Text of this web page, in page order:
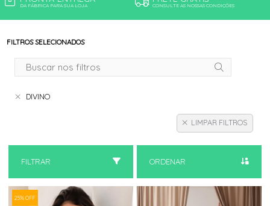
DA FÁBRICA PARA SUA LOJA CONSULTE AS NOSSAS CONDIÇÕES
FILTROS SELECIONADOS
DIVINO
LIMPAR FILTROS
FILTRAR ORDENAR
25% OFF